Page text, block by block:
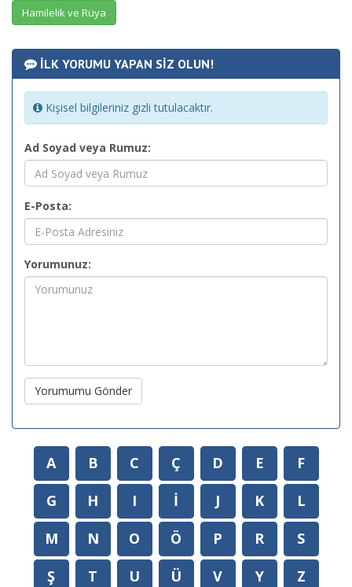
Hamilelik ve Rüya
İLK YORUMU YAPAN SİZ OLUN!
Kişisel bilgileriniz gizli tutulacaktır.
Ad Soyad veya Rumuz:
E-Posta:
Yorumunuz:
Yorumumu Gönder
A B C Ç D E
F
G
H I İ J K
L
M
N O Ö P R
S
Ş
T U Ü V Y Z